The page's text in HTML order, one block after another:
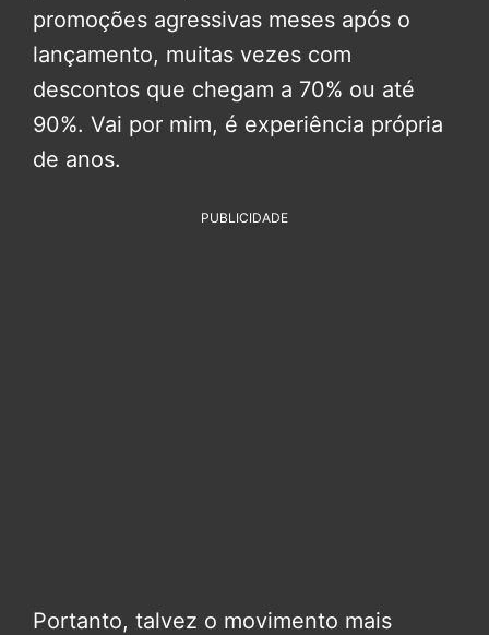
promoções agressivas meses após o
lançamento, muitas vezes com
descontos que chegam a 70% ou até
90%. Vai por mim, é experiência própria
de anos.
PUBLICIDADE
Portanto, talvez o movimento mais